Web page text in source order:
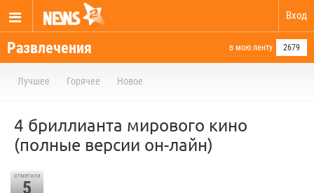
Вход
Развлечения в мою ленту 2679
Лучшее Горячее Новое
4 бриллианта мирового кино
(полные версии он-лайн)
отметили
5